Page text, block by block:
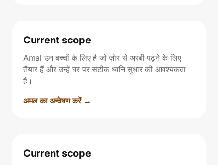
Current scope
Amal उन बच्चों के लिए है जो ज़ोर से अरबी पढ़ने के लिए
तैयार हैं और उन्हें घर पर सटीक ध्वनि सुधार की आवश्यकता
है।
अमल का अन्वेषण करें →
Current scope